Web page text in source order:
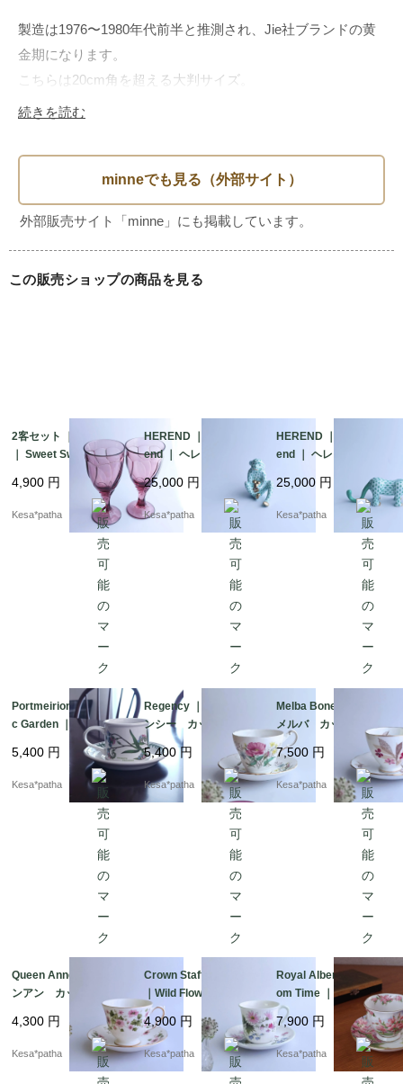
製造は1976〜1980年代前半と推測され、Jie社ブランドの黄
金期になります。
こちらは20cm角を超える大判サイズ。
初めて手に取ると驚くのはその重さです。陶板ならではのず
の釉薬が、素朴な美しさで落ち着いた空間を演出します。
欠けもなく良好なコンディションです。背面には壁掛け用ワ
イヤー付き。
デザイナー
続きを読む
この販売ショップの商品を見る
2客セット ｜ Noritake
｜ Sweet Swirl ｜ ノリ
タケ スイートスワー
ル ゴブレット グラ
ス ライラック 希
4,900 円
Kesa*patha
HEREND ｜ Vieux Her
end ｜ ヘレンド フィ
ッシュネット 干支
猿 申年 グリーン
フィギュリン 2004年
25,000 円
Kesa*patha
HEREND ｜ Vieux Her
end ｜ ヘレンド フィ
虎 寅年 グリーン
フィギュリン 2010年
25,000 円
Kesa*patha
Portmeirion ｜ Botani
c Garden ｜ Forget-M
e-Not ｜ ポートメリオ
ン 忘れな草 カップ
＆ソーサー ヴィンテ
5,400 円
Kesa*patha
Regency ｜ リージェ
ンシー カップ＆ソー
サー 英国 ヴィンテ
ージ 廃盤 イギリス
5,400円
Kesa*patha
Melba Bone China ｜
メルバ カップ＆ソー
サー 英国ヴィンテー
ジ 廃盤 イギリス
7,500 円
Kesa*patha
Queen Anne ｜ クイー
ンアン カップ＆ソー
サー 英国 ヴィンテ
ージ イギリス
4,300 円
Kesa*patha
Crown Staffordshire
｜Wild Flowers ｜ クラ
ウン・スタッフォード
シャー 廃盤 イギリ
ス
4,900 円
Kesa*patha
Royal Albert ｜ Bloss
om Time ｜ ロイヤルア
ルバート ブロッサム
タイム カップ＆ソー
サー 廃盤
7,900 円
Kesa*patha